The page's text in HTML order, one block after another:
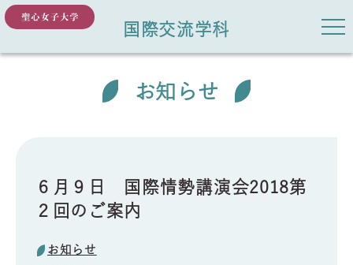
国際交流学科
お知らせ
６月９日 国際情勢講演会2018第
２回のご案内
お知らせ